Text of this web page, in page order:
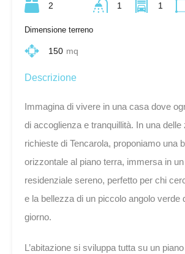
2 1 1
Dimensione terreno
150 mq
Descrizione
Immagina di vivere in una casa dove
di accoglienza e tranquillità. In una delle
richieste di Tencarola, proponiamo una
orizzontale al piano terra, immersa in
residenziale sereno, perfetto per chi
e la bellezza di un piccolo angolo verde
giorno.
L’abitazione si sviluppa tutta su un